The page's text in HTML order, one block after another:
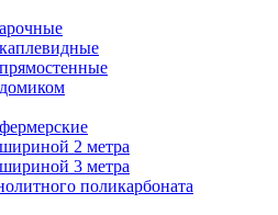
2 метра
3 метра
поликарбоната